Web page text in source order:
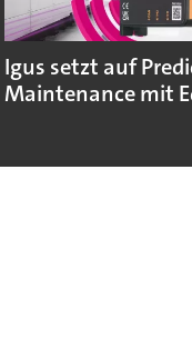
Igus setzt auf
Maintenance mit